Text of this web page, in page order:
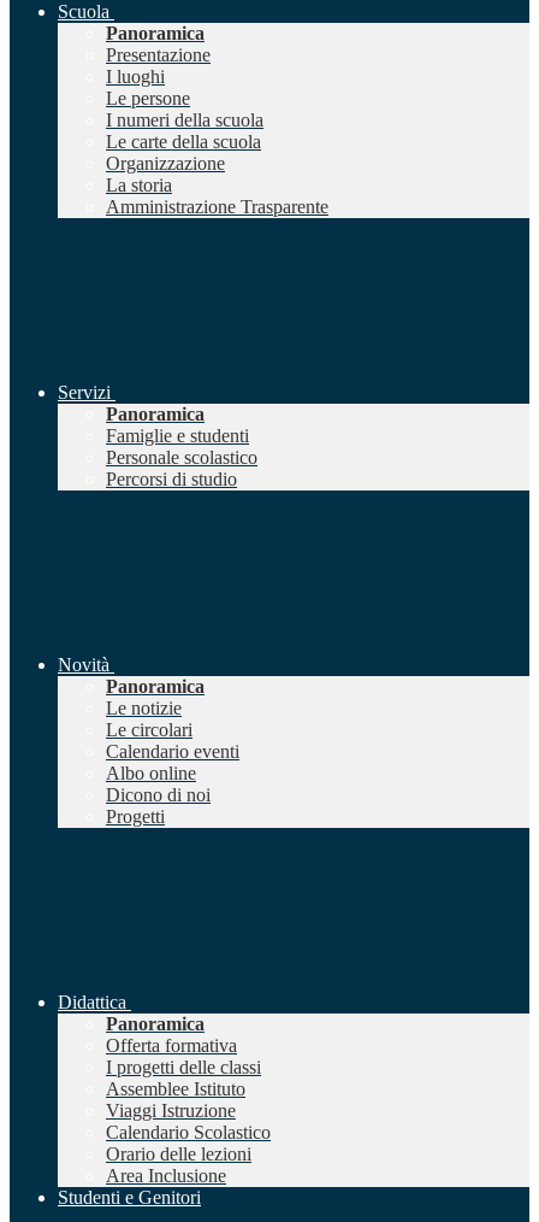
Scuola
Panoramica
Presentazione
I luoghi
Le persone
I numeri della scuola
Le carte della scuola
Organizzazione
La storia
Amministrazione Trasparente
Servizi
Panoramica
Famiglie e studenti
Personale scolastico
Percorsi di studio
Novità
Panoramica
Le notizie
Le circolari
Calendario eventi
Albo online
Dicono di noi
Progetti
Didattica
Panoramica
Offerta formativa
I progetti delle classi
Assemblee Istituto
Viaggi Istruzione
Calendario Scolastico
Orario delle lezioni
Area Inclusione
Studenti e Genitori